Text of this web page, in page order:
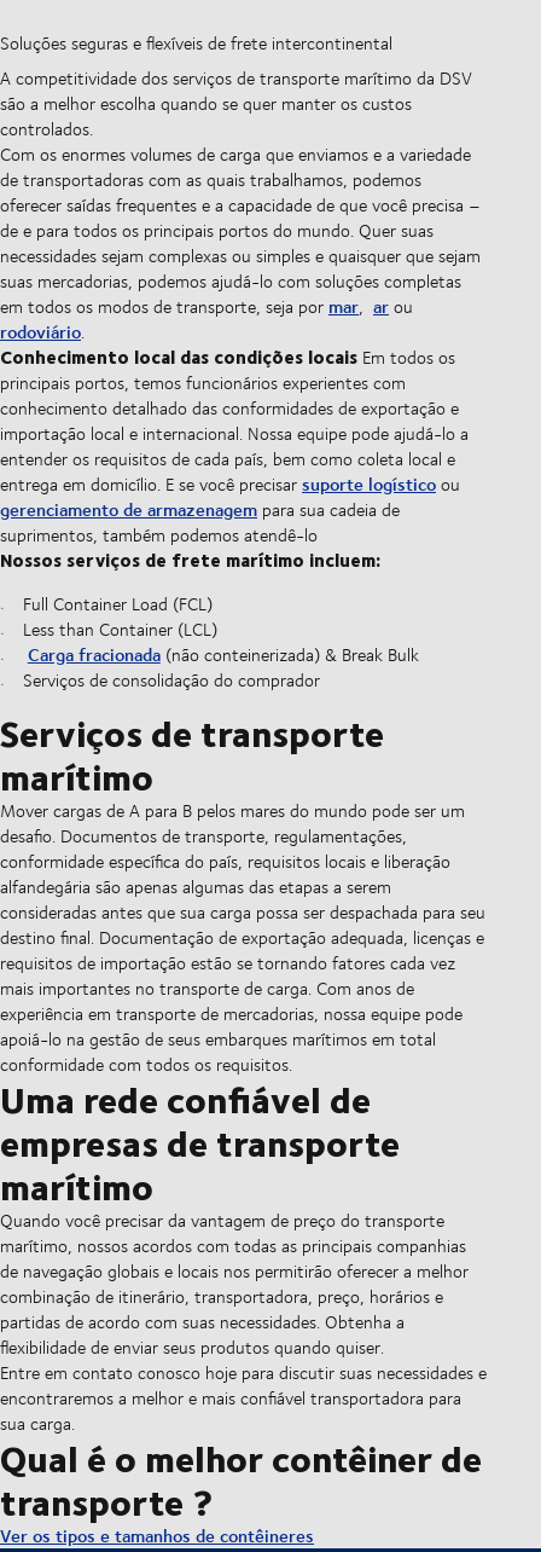
Soluções seguras e flexíveis de frete intercontinental
A competitividade dos serviços de transporte marítimo da DSV
são a melhor escolha quando se quer manter os custos
controlados.
Com os enormes volumes de carga que enviamos e a variedade
de transportadoras com as quais trabalhamos, podemos
oferecer saídas frequentes e a capacidade de que você precisa –
de e para todos os principais portos do mundo. Quer suas
necessidades sejam complexas ou simples e quaisquer que sejam
suas mercadorias, podemos ajudá-lo com soluções completas
em todos os modos de transporte, seja por mar, arou
rodoviário.
Conhecimento local das condições locais Em todos os
principais portos, temos funcionários experientes com
conhecimento detalhado das conformidades de exportação e
importação local e internacional. Nossa equipe pode ajudá-lo a
entender os requisitos de cada país, bem como coleta local e
entrega em domicílio. E se você precisarsuporte logísticoou
gerenciamento de armazenagem para sua cadeia de
suprimentos, também podemos atendê-lo
Nossos serviços de frete marítimo incluem:
Full Container Load (FCL)
Less than Container (LCL)
Carga fracionada(não conteinerizada) & Break Bulk
Serviços de consolidação do comprador
Serviços de transporte
marítimo
Mover cargas de A para B pelos mares do mundo pode ser um
desafio. Documentos de transporte, regulamentações,
conformidade específica do país, requisitos locais e liberação
alfandegária são apenas algumas das etapas a serem
consideradas antes que sua carga possa ser despachada para seu
destino final. Documentação de exportação adequada, licenças e
requisitos de importação estão se tornando fatores cada vez
mais importantes no transporte de carga. Com anos de
experiência em transporte de mercadorias, nossa equipe pode
apoiá-lo na gestão de seus embarques marítimos em total
conformidade com todos os requisitos.
Uma rede confiável de
empresas de transporte
marítimo
Quando você precisar da vantagem de preço do transporte
marítimo, nossos acordos com todas as principais companhias
de navegação globais e locais nos permitirão oferecer a melhor
combinação de itinerário, transportadora, preço, horários e
partidas de acordo com suas necessidades. Obtenha a
flexibilidade de enviar seus produtos quando quiser.
Entre em contato conosco hoje para discutir suas necessidades e
encontraremos a melhor e mais confiável transportadora para
sua carga.
Qual é o melhor contêiner de
transporte ?
Ver os tipos e tamanhos de contêineres